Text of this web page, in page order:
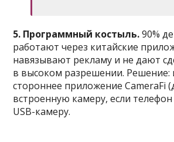
5. Программный костыль.90%
работают через китайские
навязывают рекламу и не дают
в высоком разрешении. Решение:
стороннее приложение CameraFi
встроенную камеру, если
USB-камеру.